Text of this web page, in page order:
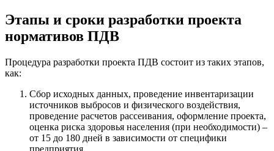
Этапы и сроки разработки проекта
нормативов ПДВ
Процедура разработки проекта ПДВ состоит из таких этапов,
как:
Сбор исходных данных, проведение инвентаризации
источников выбросов и физического воздействия,
проведение расчетов рассеивания, оформление проекта,
оценка риска здоровья населения (при необходимости) –
от 15 до 180 дней в зависимости от специфики
предприятия.